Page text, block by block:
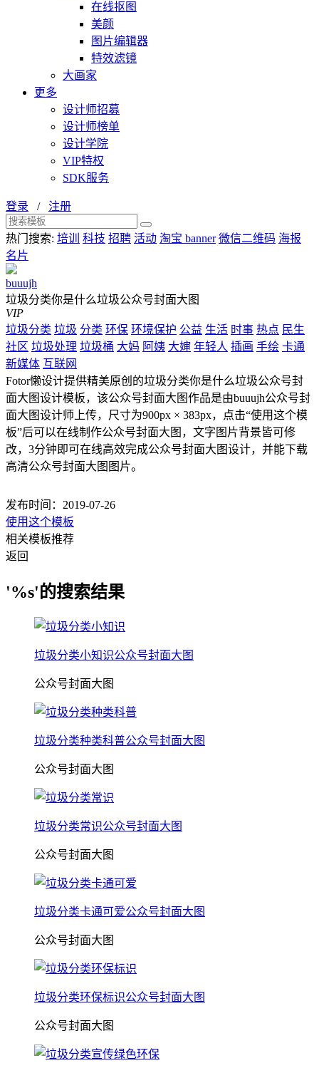
在线抠图
美颜
图片编辑器
特效滤镜
大画家
更多
设计师招募
设计师榜单
设计学院
VIP特权
SDK服务
登录 / 注册
热门搜索: 培训 科技 招聘 活动 淘宝 banner 微信二维码 海报
名片
buuujh
垃圾分类你是什么垃圾公众号封面大图
VIP
垃圾分类 垃圾 分类 环保 环境保护 公益 生活 时事 热点 民生
社区 垃圾处理 垃圾桶 大妈 阿姨 大婶 年轻人 插画 手绘 卡通
新媒体 互联网
Fotor懒设计提供精美原创的垃圾分类你是什么垃圾公众号封
面大图设计模板，该公众号封面大图作品是由buuujh公众号封
面大图设计师上传，尺寸为900px × 383px，点击“使用这个模
板”后可以在线制作公众号封面大图，文字图片背景皆可修
改，3分钟即可在线高效完成公众号封面大图设计，并能下载
高清公众号封面大图图片。
发布时间：2019-07-26
使用这个模板
相关模板推荐
返回
'%s'的搜索结果
垃圾分类小知识公众号封面大图
公众号封面大图
垃圾分类种类科普公众号封面大图
公众号封面大图
垃圾分类常识公众号封面大图
公众号封面大图
垃圾分类卡通可爱公众号封面大图
公众号封面大图
垃圾分类环保标识公众号封面大图
公众号封面大图